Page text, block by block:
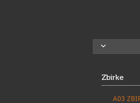
Zbirke
A03